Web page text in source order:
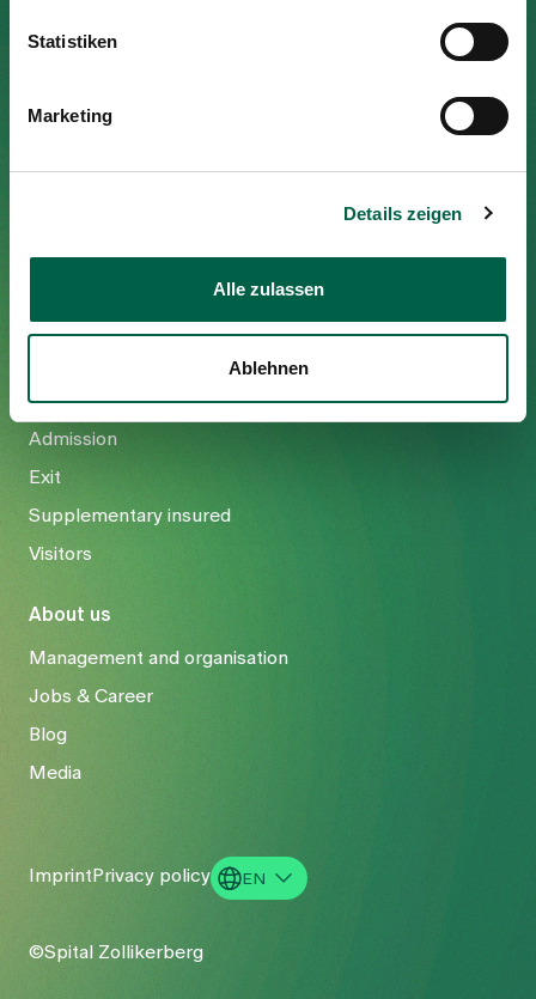
Statistiken
Marketing
Details zeigen
Alle zulassen
Ablehnen
Your stay
Admission
Exit
Supplementary insured
Visitors
About us
Management and organisation
Jobs & Career
Blog
Media
Trichtenhauserstrasse 20
8125 Zollikerberg
Tel
+41 44 397 21 11
Imprint Privacy policy
EN
©Spital Zollikerberg